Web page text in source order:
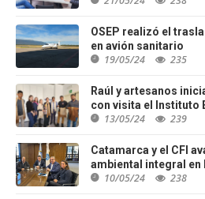
OSEP realizó el
en avión sanitario
19/05/24 235
Raúl y artesanos
con visita el Instituto
13/05/24 239
Catamarca y el CFI
ambiental integral en
10/05/24 238